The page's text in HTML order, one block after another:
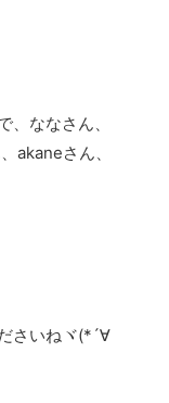
ななさん、
akaneさん、
さいねヾ(*´∀